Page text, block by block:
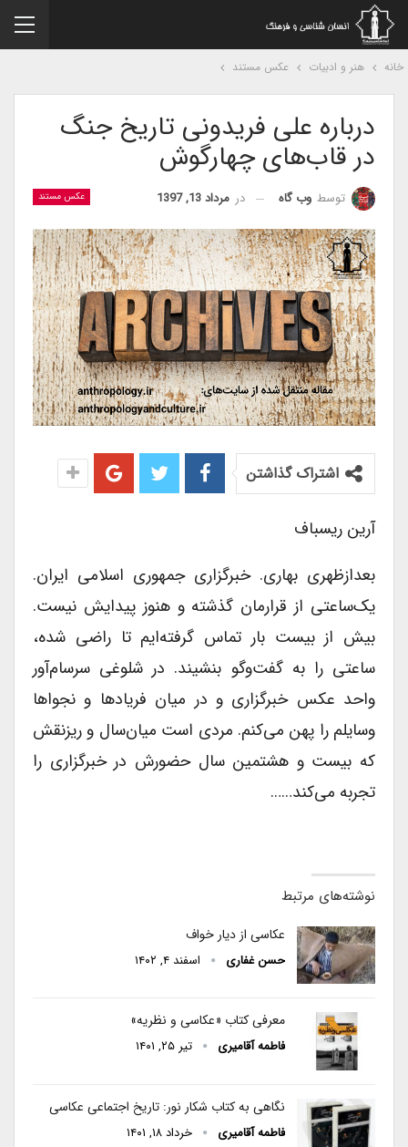
هنر و ادبیات عکس مستند
درباره على فریدونى تاریخ جنگ
در قاب‌های چهارگوش
عکس مستند توسطوب گاه درمرداد 13, 1397
اشتراک گذاشتن
آرین ریسباف
بعدازظهری بهارى. خبرگزارى جمهورى اسلامى ایران.
یک‌ساعتی از قرارمان گذشته و هنوز پیدایش نیست.
بیش از بیست بار تماس گرفته‌ایم تا راضى شده،
ساعتى را به گفت‌وگو بنشیند. در شلوغى سرسام‌آور
واحد عکس خبرگزارى و در میان فریادها و نجواها
وسایلم را پهن می‌کنم. مردى است میان‌سال و ریزنقش
که بیست و هشتمین سال حضورش در خبرگزارى را
تجربه می‌کند……
نوشته‌های مرتبط
عکاسی از دیار خواف
حسن غفاری اسفند ۴, ۱۴۰۲
معرفی کتاب «عکاسی و نظریه»
فاطمه آقامیری تیر ۲۵, ۱۴۰۱
نگاهی به کتاب شکار نور: تاریخ اجتماعی عکاسی
فاطمه آقامیری خرداد ۱۸, ۱۴۰۱